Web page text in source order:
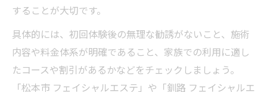
することが大切です。
具体的には、初回体験後の無理な勧誘がないこと、施術
内容や料金体系が明確であること、家族での利用に適し
たコースや割引があるかなどをチェックしましょう。
「松本市 フェイシャルエステ」や「釧路 フェイシャルエ